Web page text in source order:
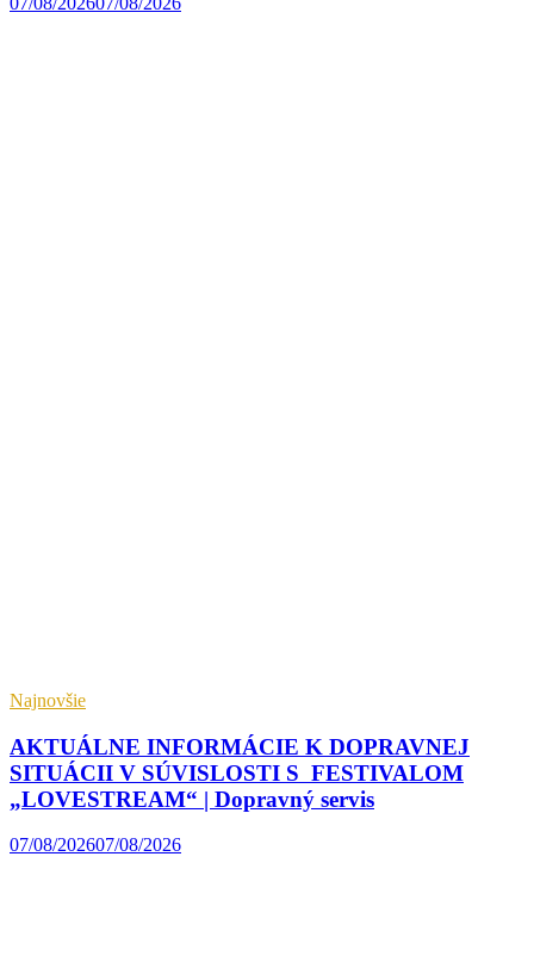
Najnovšie
AKTUÁLNE INFORMÁCIE K DOPRAVNEJ
SITUÁCII V SÚVISLOSTI S FESTIVALOM
„LOVESTREAM“ | Dopravný servis
07/08/202607/08/2026